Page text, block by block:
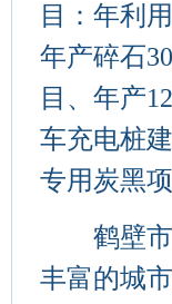
目：年利
年产碎石
目、年产
车充电桩
专用炭黑项
鹤壁市
丰富的城